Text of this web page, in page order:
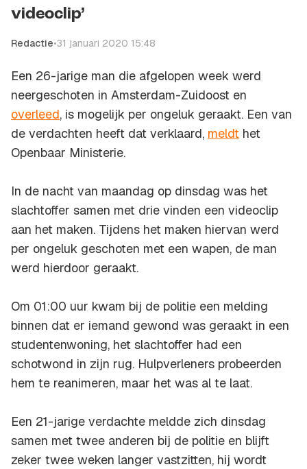
videoclip’
Redactie•31 januari 2020 15:48
Een 26-jarige man die afgelopen week werd
neergeschoten in Amsterdam-Zuidoost en
overleed, is mogelijk per ongeluk geraakt. Een van
de verdachten heeft dat verklaard, meldt het
Openbaar Ministerie.
In de nacht van maandag op dinsdag was het
slachtoffer samen met drie vinden een videoclip
aan het maken. Tijdens het maken hiervan werd
per ongeluk geschoten met een wapen, de man
werd hierdoor geraakt.
Om 01:00 uur kwam bij de politie een melding
binnen dat er iemand gewond was geraakt in een
studentenwoning, het slachtoffer had een
schotwond in zijn rug. Hulpverleners probeerden
hem te reanimeren, maar het was al te laat.
Een 21-jarige verdachte meldde zich dinsdag
samen met twee anderen bij de politie en blijft
zeker twee weken langer vastzitten, hij wordt